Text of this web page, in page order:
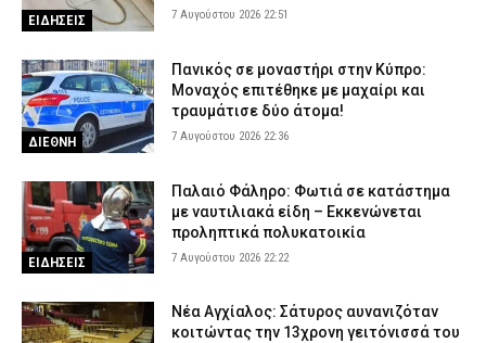
ΕΙΔΗΣΕΙΣ 7 Αυγούστου 2026 22:51
ΔΙΕΘΝΗ
Πανικός σε μοναστήρι στην Κύπρο:
Μοναχός επιτέθηκε με μαχαίρι και
τραυμάτισε δύο άτομα!
7 Αυγούστου 2026 22:36
ΕΙΔΗΣΕΙΣ
Παλαιό Φάληρο: Φωτιά σε κατάστημα
με ναυτιλιακά είδη – Εκκενώνεται
προληπτικά πολυκατοικία
7 Αυγούστου 2026 22:22
Νέα Αγχίαλος: Σάτυρος αυνανιζόταν
κοιτώντας την 13χρονη γειτόνισσά του